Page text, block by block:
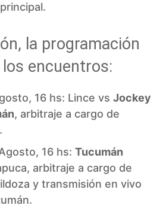
la programación
encuentros:
16 hs: Lince vs Jockey
, arbitraje a cargo de
16 hs: Tucumán
arbitraje a cargo de
y transmisión en vivo